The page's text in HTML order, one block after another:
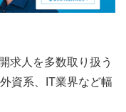
求人を多数取り扱う
資系、IT業界など幅